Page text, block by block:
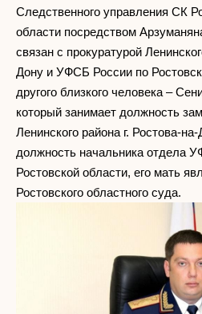
Следственного управления СК
области посредством
связан с прокуратурой
Дону и УФСБ России по
другого близкого человека –
который занимает должность
Ленинского района г. Ростова-на-
должность начальника отдела
Ростовской области, его мать
Ростовского областного суда.